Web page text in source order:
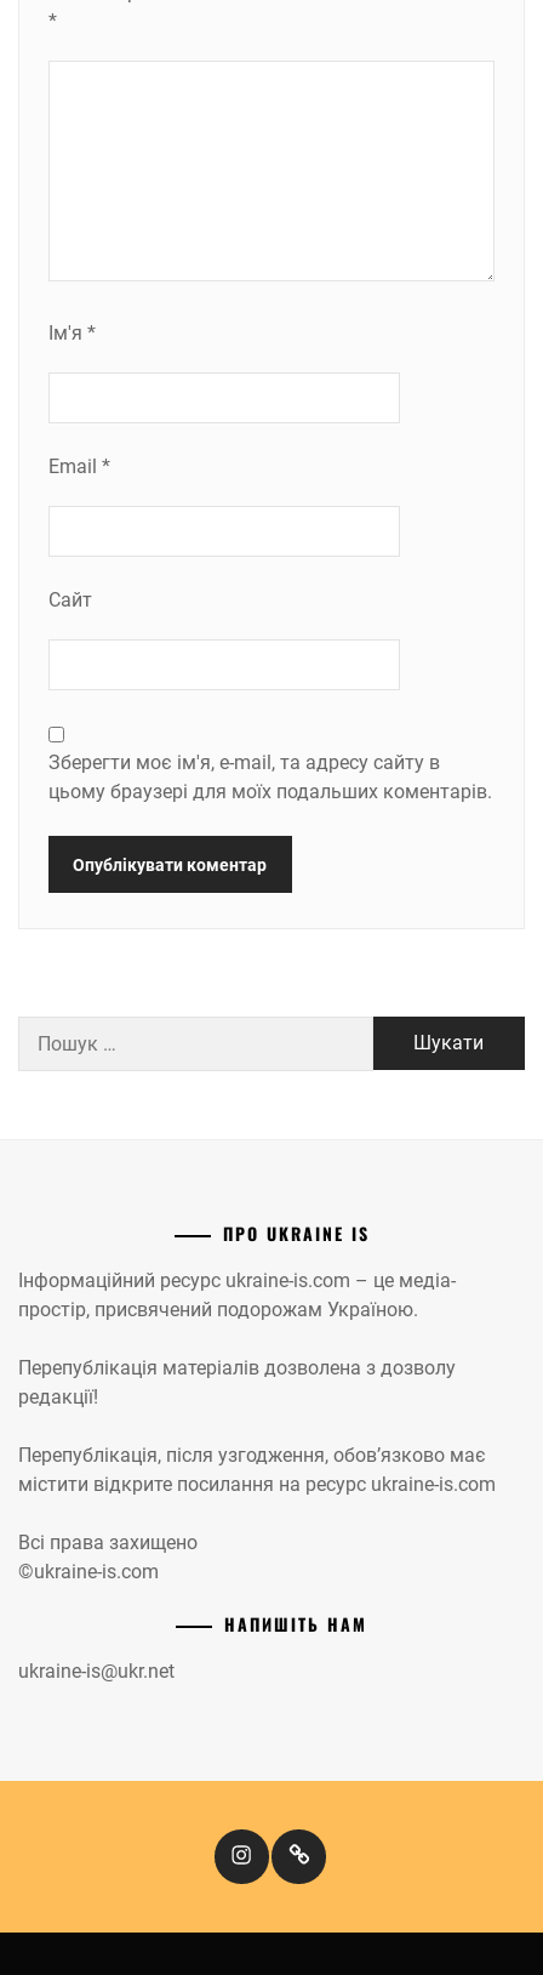
*
Ім'я *
Email *
Сайт
Зберегти моє ім'я, e-mail, та адресу сайту в
цьому браузері для моїх подальших коментарів.
ПРО UKRAINE IS
Інформаційний ресурс ukraine-is.com – це медіа-
простір, присвячений подорожам Україною.
Перепублікація матеріалів дозволена з дозволу
редакції!
Перепублікація, після узгодження, обов’язково має
містити відкрите посилання на ресурс ukraine-is.com
Всі права захищено
©ukraine-is.com
НАПИШІТЬ НАМ
ukraine-is@ukr.net
InstagramКіномандри